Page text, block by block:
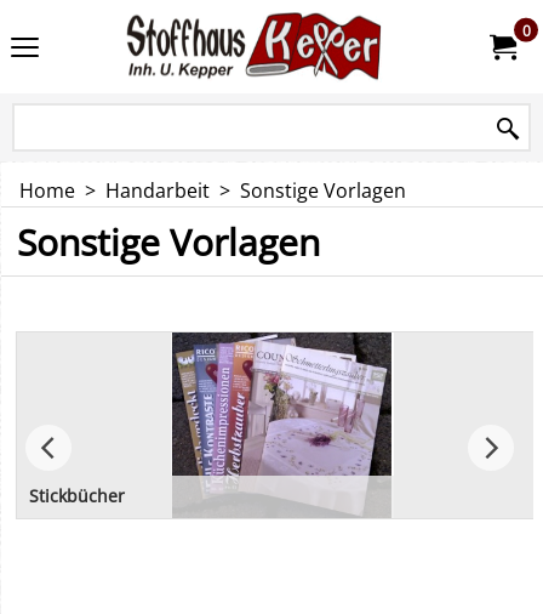
0
Home > Handarbeit > Sonstige Vorlagen
Sonstige Vorlagen
Stickbücher